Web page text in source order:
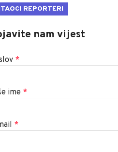
REPORTERI
nam vijest
*
ime *
*